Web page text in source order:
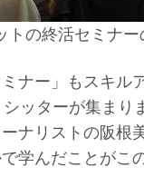
トの終活セミナー
ナー」もスキル
ッターが集まり
ナリストの阪根
学んだことがこ